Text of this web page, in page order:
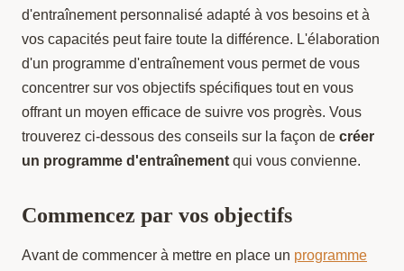
d'entraînement personnalisé adapté à vos besoins et à
vos capacités peut faire toute la différence. L'élaboration
d'un programme d'entraînement vous permet de vous
concentrer sur vos objectifs spécifiques tout en vous
offrant un moyen efficace de suivre vos progrès. Vous
trouverez ci-dessous des conseils sur la façon de créer
un programme d'entraînement qui vous convienne.
Commencez par vos objectifs
Avant de commencer à mettre en place un programme